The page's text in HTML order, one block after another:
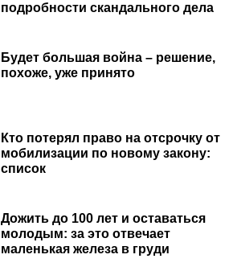
подробности скандального дела
Будет большая война – решение,
похоже, уже принято
Кто потерял право на отсрочку от
мобилизации по новому закону:
список
Дожить до 100 лет и оставаться
молодым: за это отвечает
маленькая железа в груди